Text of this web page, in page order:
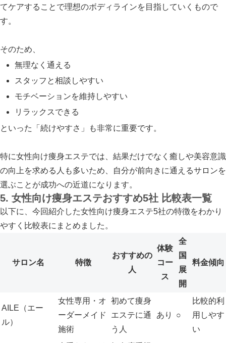
てケアすることで理想のボディラインを目指していくもので
す。
そのため、
無理なく通える
スタッフと相談しやすい
モチベーションを維持しやすい
リラックスできる
といった「続けやすさ」も非常に重要です。
特に女性向け痩身エステでは、結果だけでなく癒しや美容意識
の向上を求める人も多いため、自分が前向きに通えるサロンを
選ぶことが成功への近道になります。
5. 女性向け痩身エステおすすめ5社 比較表一覧
以下に、今回紹介した女性向け痩身エステ5社の特徴をわかり
やすく比較表にまとめました。
サロン名 特徴
おすすめの
人
体験
コー
ス
全
国
展
開
料金傾向
AILE（エー
ル）
女性専用・オ
ーダーメイド
施術
初めて痩身
エステに通
う人
あり ○
比較的利
用しやす
い